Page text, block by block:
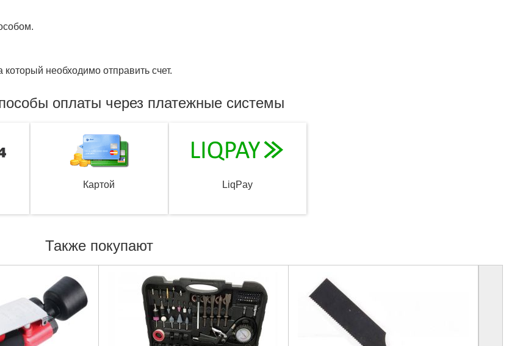
необходимо отправить счет.
оплаты через платежные системы
Картой LiqPay
Также покупают